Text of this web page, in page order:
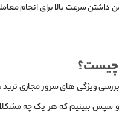
سرعت بالا برای انجام
ویژگی های سرور مجازی ترید
و سپس ببینیم که هر یک چه